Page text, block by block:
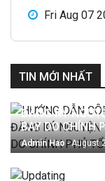
Fri Aug 07
TIN MỚI NHẤT
ĐĂNG KÝ
BAY DO CHÍNH
Admin Hao- August